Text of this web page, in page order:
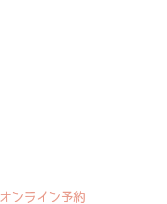
オンライン予約